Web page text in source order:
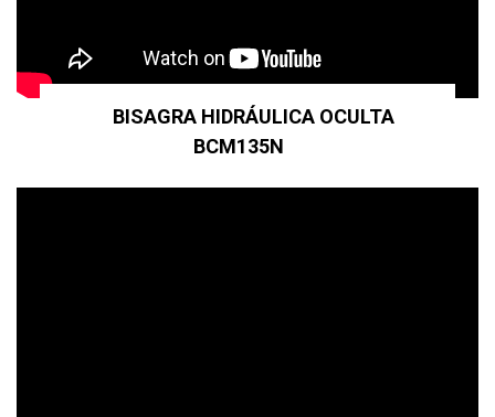
BISAGRA HIDRÁULICA OCULTA
BCM135N